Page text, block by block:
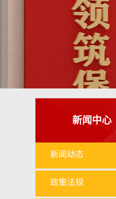
新闻中心
新闻动态
政策法规